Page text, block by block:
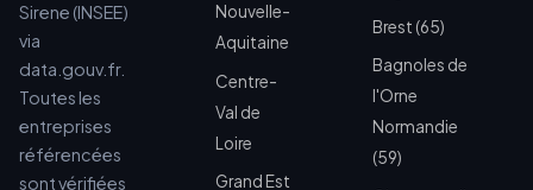
Sirene (INSEE)
via
data.gouv.fr.
Toutes les
entreprises
référencées
sont vérifiées
Nouvelle-
Aquitaine
Centre-
Val de
Loire
Grand Est
Brest (65)
Bagnoles de
l'Orne
Normandie
(59)